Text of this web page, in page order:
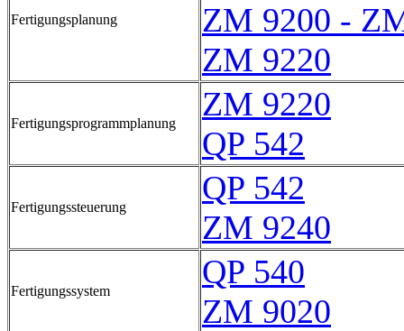
Fertigungsplanung
ZM 9200 -
ZM 9220
Fertigungsprogrammplanung
ZM 9220
QP 542
Fertigungssteuerung
QP 542
ZM 9240
Fertigungssystem
QP 540
ZM 9020